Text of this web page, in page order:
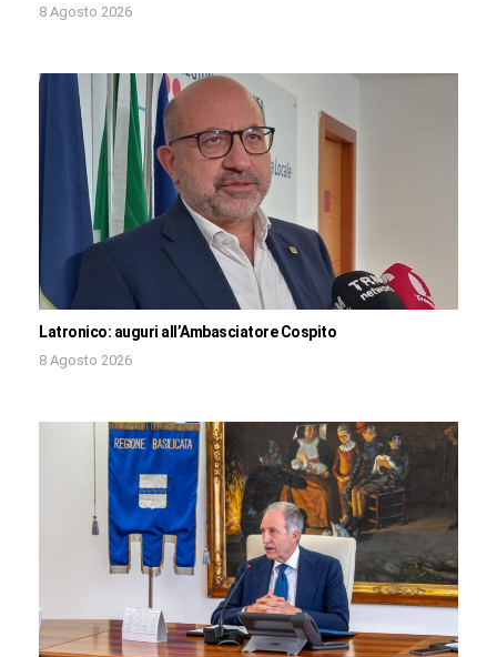
8 Agosto 2026
Latronico: auguri all’Ambasciatore Cospito
8 Agosto 2026